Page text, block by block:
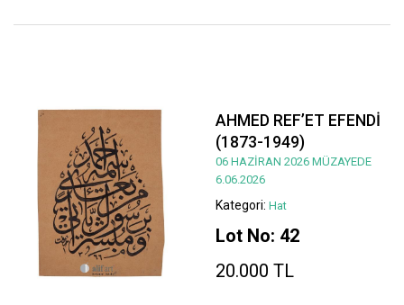
AHMED REF’ET EFENDİ
(1873-1949)
06 HAZİRAN 2026 MÜZAYEDE
6.06.2026
Kategori: Hat
Lot No: 42
20.000 TL